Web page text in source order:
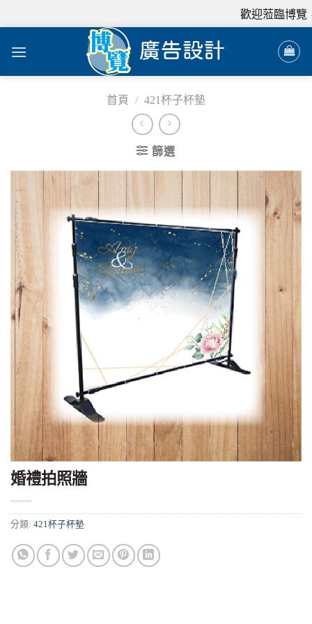
歡迎蒞臨博覽，
首頁 / 421杯子杯墊
篩選
婚禮拍照牆
分類: 421杯子杯墊